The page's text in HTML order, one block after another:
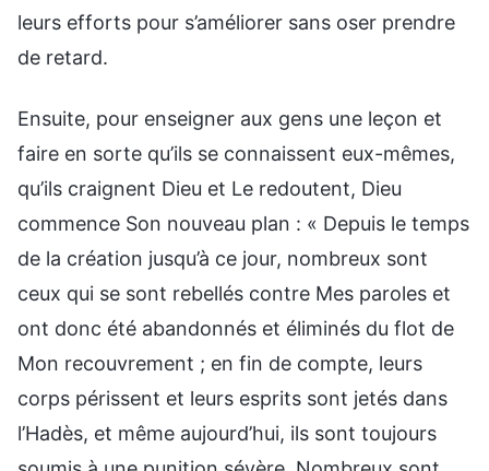
leurs efforts pour s’améliorer sans oser prendre
de retard.
Ensuite, pour enseigner aux gens une leçon et
faire en sorte qu’ils se connaissent eux-mêmes,
qu’ils craignent Dieu et Le redoutent, Dieu
commence Son nouveau plan : « Depuis le temps
de la création jusqu’à ce jour, nombreux sont
ceux qui se sont rebellés contre Mes paroles et
ont donc été abandonnés et éliminés du flot de
Mon recouvrement ; en fin de compte, leurs
corps périssent et leurs esprits sont jetés dans
l’Hadès, et même aujourd’hui, ils sont toujours